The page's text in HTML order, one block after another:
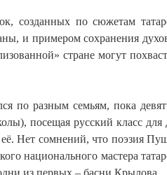
созданных по сюжетам
и примером сохранения
стране могут
по разным семьям, пока
посещая русский класс для
Нет сомнений, что поэзия
национального мастера
из первых – басни Крылова.